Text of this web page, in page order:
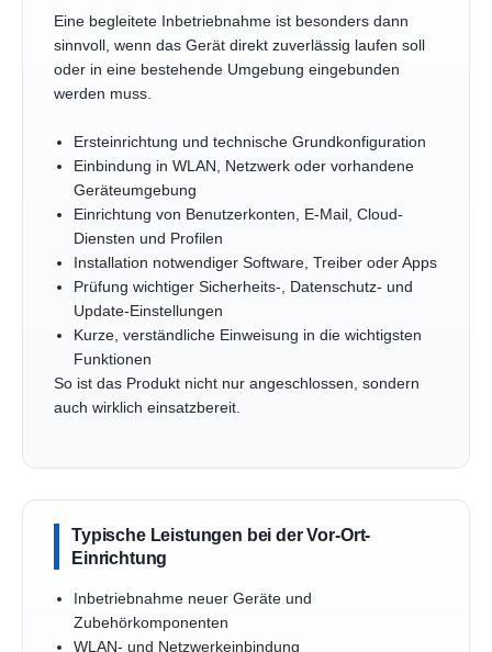
Eine begleitete Inbetriebnahme ist besonders dann
sinnvoll, wenn das Gerät direkt zuverlässig laufen soll
oder in eine bestehende Umgebung eingebunden
werden muss.
Ersteinrichtung und technische Grundkonfiguration
Einbindung in WLAN, Netzwerk oder vorhandene
Geräteumgebung
Einrichtung von Benutzerkonten, E-Mail, Cloud-
Diensten und Profilen
Installation notwendiger Software, Treiber oder Apps
Prüfung wichtiger Sicherheits-, Datenschutz- und
Update-Einstellungen
Kurze, verständliche Einweisung in die wichtigsten
Funktionen
So ist das Produkt nicht nur angeschlossen, sondern
auch wirklich einsatzbereit.
Typische Leistungen bei der Vor-Ort-
Einrichtung
Inbetriebnahme neuer Geräte und
Zubehörkomponenten
WLAN- und Netzwerkeinbindung